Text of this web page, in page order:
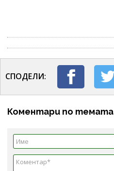
СПОДЕЛИ:
Коментари по темата